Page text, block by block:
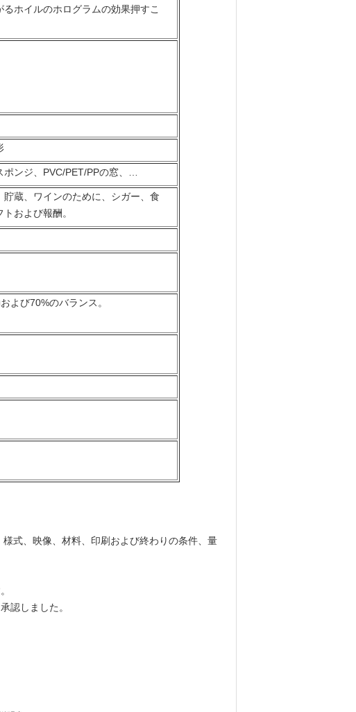
ホイルのホログラムの効果押すこ
ンジ、PVC/PET/PPの窓、…
蔵、ワインのために、シガー、食
および報酬。
よび70%のバランス。
式、映像、材料、印刷および終わりの条件、量
認しました。